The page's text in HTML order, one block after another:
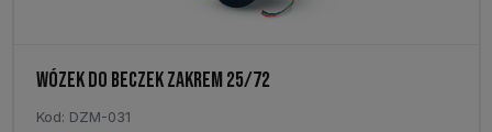
WÓZEK DO BECZEK ZAKREM 25/72
Kod: DZM-031